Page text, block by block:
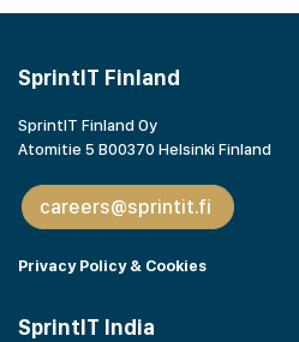
SprintIT Finland
SprintIT Finland Oy
Atomitie 5 B00370 Helsinki Finland
careers@sprintit.fi
Privacy Policy & Cookies
SprintIT India